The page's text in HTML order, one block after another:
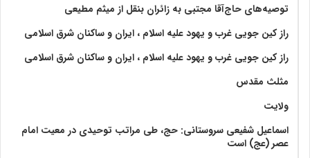
توصیه‌های حاج‌آقا مجتبی به زائران بنقل از میثم مطیعی
راز کین جویی غرب و یهود علیه اسلام ، ایران و ساکنان شرق اسلامی
راز کین جویی غرب و یهود علیه اسلام ، ایران و ساکنان شرق اسلامی
مثلث مقدس
ولايت‏
اسماعیل شفیعی سروستانی: حج، طی مراتب توحیدی در معیت امام
عصر (عج) است